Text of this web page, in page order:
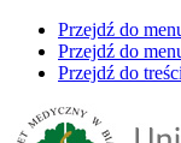
Przejdź do
Przejdź do
Przejdź do treści